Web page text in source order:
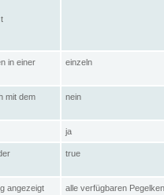
in einer
einzeln
mit dem
nein
ja
true
angezeigt
alle verfügbaren